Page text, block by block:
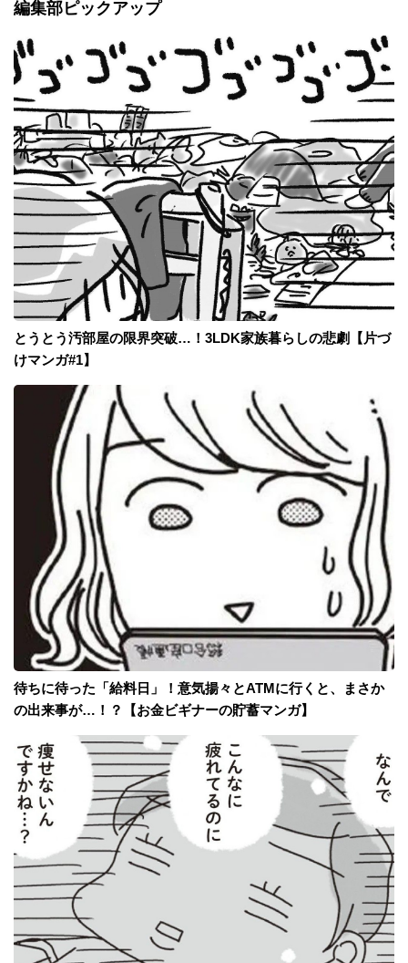
編集部ピックアップ
とうとう汚部屋の限界突破…！3LDK家族暮らしの悲劇【片づ
けマンガ#1】
待ちに待った「給料日」！意気揚々とATMに行くと、まさか
の出来事が…！？【お金ビギナーの貯蓄マンガ】